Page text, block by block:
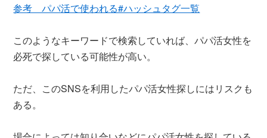
参考 パパ活で使われる#ハッシュタグ一覧
このようなキーワードで検索していれば、パパ活女性を
必死で探している可能性が高い。
ただ、このSNSを利用したパパ活女性探しにはリスクも
ある。